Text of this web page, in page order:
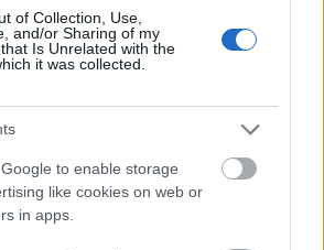
of Collection, Use,
and/or Sharing of my
Is Unrelated with the
it was collected.
to enable storage
like cookies on web or
in apps.